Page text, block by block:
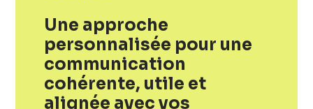
Une approche
personnalisée pour une
communication
cohérente, utile et
alignée avec vos